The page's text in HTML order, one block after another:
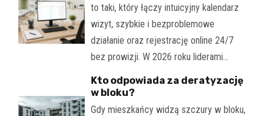
to taki, który łączy intuicyjny kalendarz
wizyt, szybkie i bezproblemowe
działanie oraz rejestrację online 24/7
bez prowizji. W 2026 roku liderami…
Kto odpowiada za deratyzację
w bloku?
Gdy mieszkańcy widzą szczury w bloku,